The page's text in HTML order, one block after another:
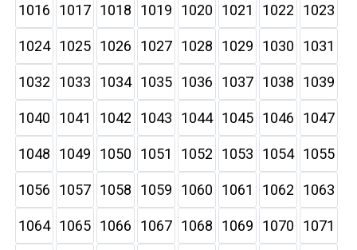
1016 1017 1018 1019 1020 1021 1022 1023
1024 1025 1026 1027 1028 1029 1030 1031
1032 1033 1034 1035 1036 1037 1038 1039
1040 1041 1042 1043 1044 1045 1046 1047
1048 1049 1050 1051 1052 1053 1054 1055
1056 1057 1058 1059 1060 1061 1062 1063
1064 1065 1066 1067 1068 1069 1070 1071